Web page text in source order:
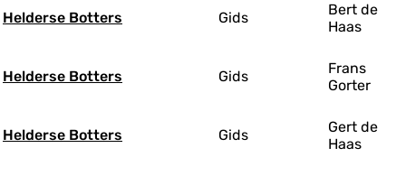
Helderse Botters Gids
Bert de
Haas
Helderse Botters Gids
Frans
Gorter
Helderse Botters Gids
Gert de
Haas